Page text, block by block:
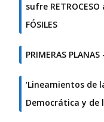
sufre
FÓSILES
PRIMERAS
‘Lineamientos de
Democrática y de